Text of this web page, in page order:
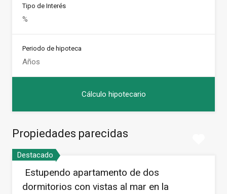
Tipo de Interés
Periodo de hipoteca
Propiedades parecidas
Destacado
Estupendo apartamento de dos
dormitorios con vistas al mar en la